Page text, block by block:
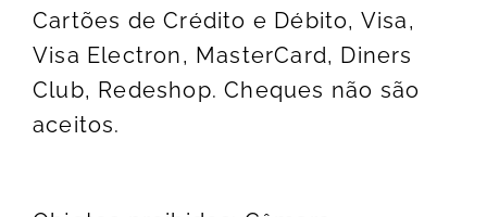
Cartões de Crédito e Débito, Visa,
Visa Electron, MasterCard, Diners
Club, Redeshop. Cheques não são
aceitos.